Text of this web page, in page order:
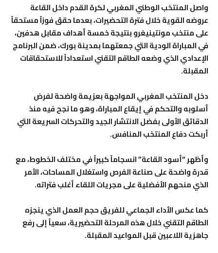
واصل المنتخب الوطني المغربي لكرة القدم داخل القاعة
عروضه القوية خلال فترة التحضيرات، بعدما حقق فوزاً مستحقاً
على منتخب مونتينيغرو بنتيجة خمسة أهداف مقابل هدفين،
في المباراة الودية التي جمعتهما بمدينة بورك، ضمن البرنامج
الإعدادي الذي وضعه الطاقم التقني استعداداً للاستحقاقات
المقبلة.
دخل المنتخب المغربي المواجهة بعزيمة واضحة لفرض
أسلوبه والتحكم في إيقاع المباراة، وهو ما نجح فيه منذ
الدقائق الأولى بفضل الانتشار الجيد والتحركات السريعة التي
أربكت دفاع المنتخب المنافس.
وأظهر “أسود القاعة” انسجاماً كبيراً في مختلف الخطوط، مع
قدرة واضحة على صناعة الفرص واستغلال المساحات، الأمر
الذي منحهم الأفضلية على مجريات اللقاء أغلب فتراته.
كما عكس الأداء الجماعي للفريق حجم العمل الذي ينجزه
الطاقم التقني خلال هذه المرحلة التحضيرية، سعياً إلى رفع
جاهزية اللاعبين قبل المواعيد المقبلة.